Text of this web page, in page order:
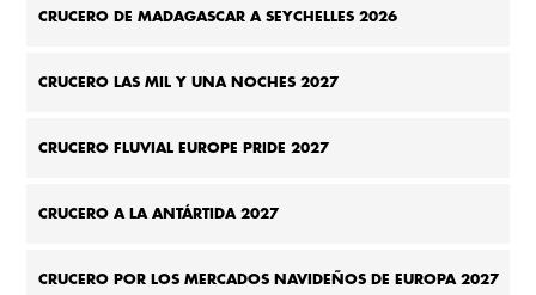
CRUCERO DE MADAGASCAR A SEYCHELLES 2026
CRUCERO LAS MIL Y UNA NOCHES 2027
CRUCERO FLUVIAL EUROPE PRIDE 2027
CRUCERO A LA ANTÁRTIDA 2027
CRUCERO POR LOS MERCADOS NAVIDEÑOS DE EUROPA 2027